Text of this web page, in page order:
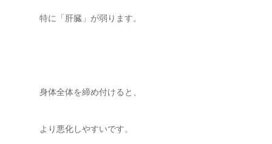
特に「肝臓」が弱ります。
身体全体を締め付けると、
より悪化しやすいです。